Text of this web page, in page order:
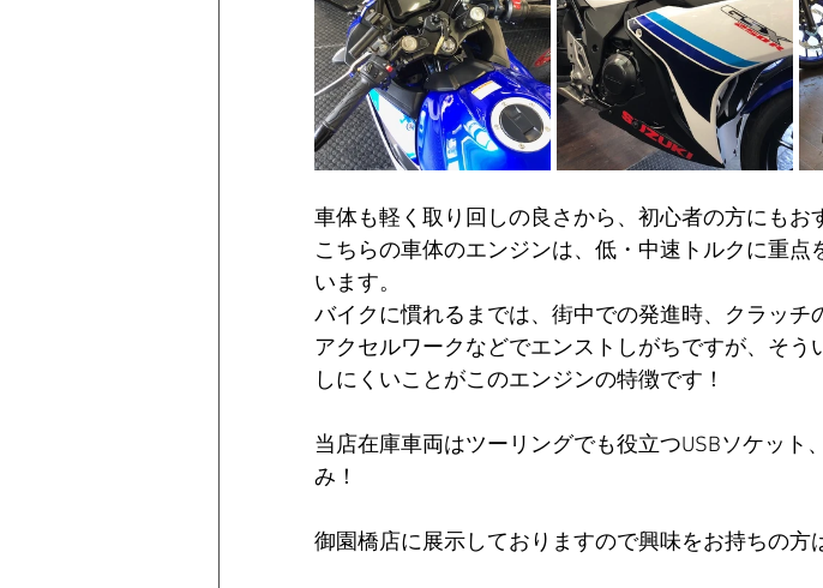
車体も軽く取り回しの良さから、初心者の方にもお
こちらの車体のエンジンは、低・中速トルクに重点
います。
バイクに慣れるまでは、街中での発進時、クラッチ
アクセルワークなどでエンストしがちですが、そう
しにくいことがこのエンジンの特徴です！
当店在庫車両はツーリングでも役立つUSBソケット
み！
御園橋店に展示しておりますので興味をお持ちの方